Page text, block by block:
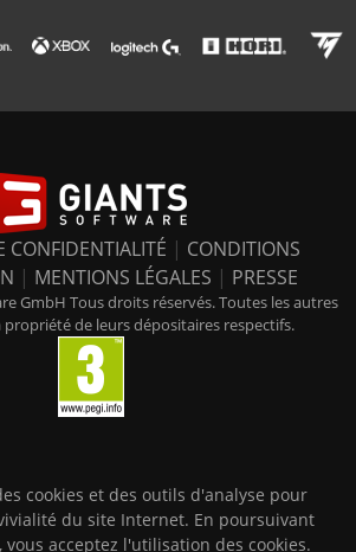
CONFIDENTIALITÉ | CONDITIONS
| MENTIONS LÉGALES | PRESSE
GmbH Tous droits réservés. Toutes les autres
de leurs dépositaires respectifs.
cookies et des outils d'analyse pour
du site Internet. En poursuivant
acceptez l'utilisation des cookies.